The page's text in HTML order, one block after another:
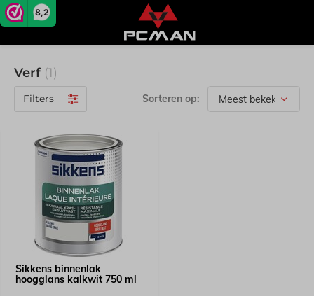
8,2
Verf (1)
Filters Sorteren op:
Sikkens binnenlak
hoogglans kalkwit 750 ml